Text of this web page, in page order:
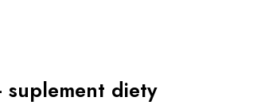
suplement diety